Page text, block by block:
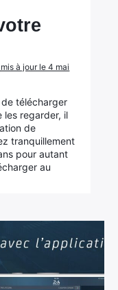
à jour le 4 mai
télécharger
les regarder, il
de
tranquillement
pour autant
au